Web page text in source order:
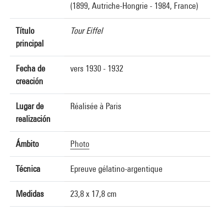
(1899, Autriche-Hongrie - 1984, France)
Título
principal
Tour Eiffel
Fecha de
creación
vers 1930 - 1932
Lugar de
realización
Réalisée à Paris
Ámbito Photo
Técnica Epreuve gélatino-argentique
Medidas 23,8 x 17,8 cm